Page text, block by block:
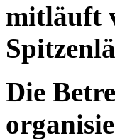
mitläuft
Die